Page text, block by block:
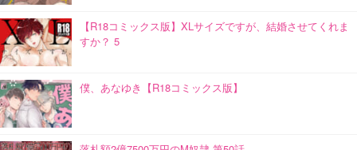
【R18コミックス版】XLサイズですが、結婚させてくれま
すか？ 5
僕、あなゆき【R18コミックス版】